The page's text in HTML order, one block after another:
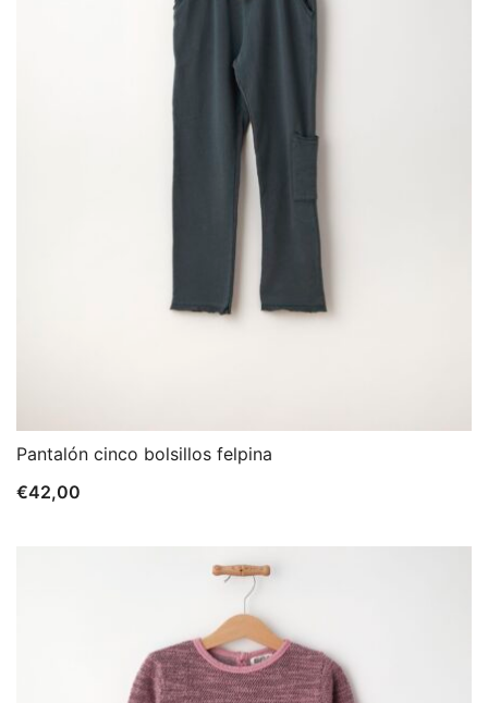
Pantalón cinco bolsillos felpina
€42,00